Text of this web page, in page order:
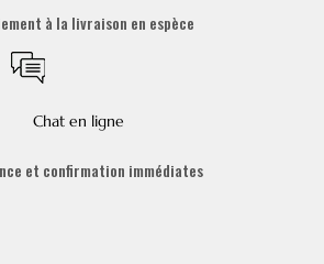
à la livraison en espèce
Chat en ligne
et confirmation immédiates